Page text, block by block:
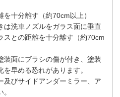
十分離す（約70cm以上）
は洗車ノズルをガラス面に垂直
スとの距離を十分離す（約70cm
装面にブラシの傷が付き、塗装
早める恐れがあります。
及びサイドアンダーミラー、ア